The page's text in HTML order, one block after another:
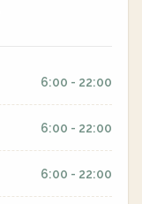
6:00 - 22:00
6:00 - 22:00
6:00 - 22:00